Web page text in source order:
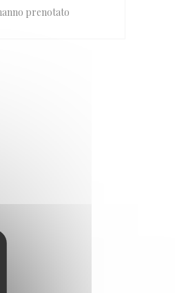
prenotato